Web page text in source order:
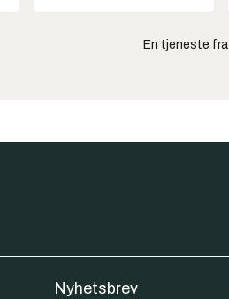
En tjeneste fra
Nyhetsbrev